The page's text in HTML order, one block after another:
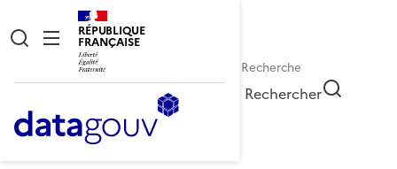
RÉPUBLIQUE
FRANÇAISE
Rechercher